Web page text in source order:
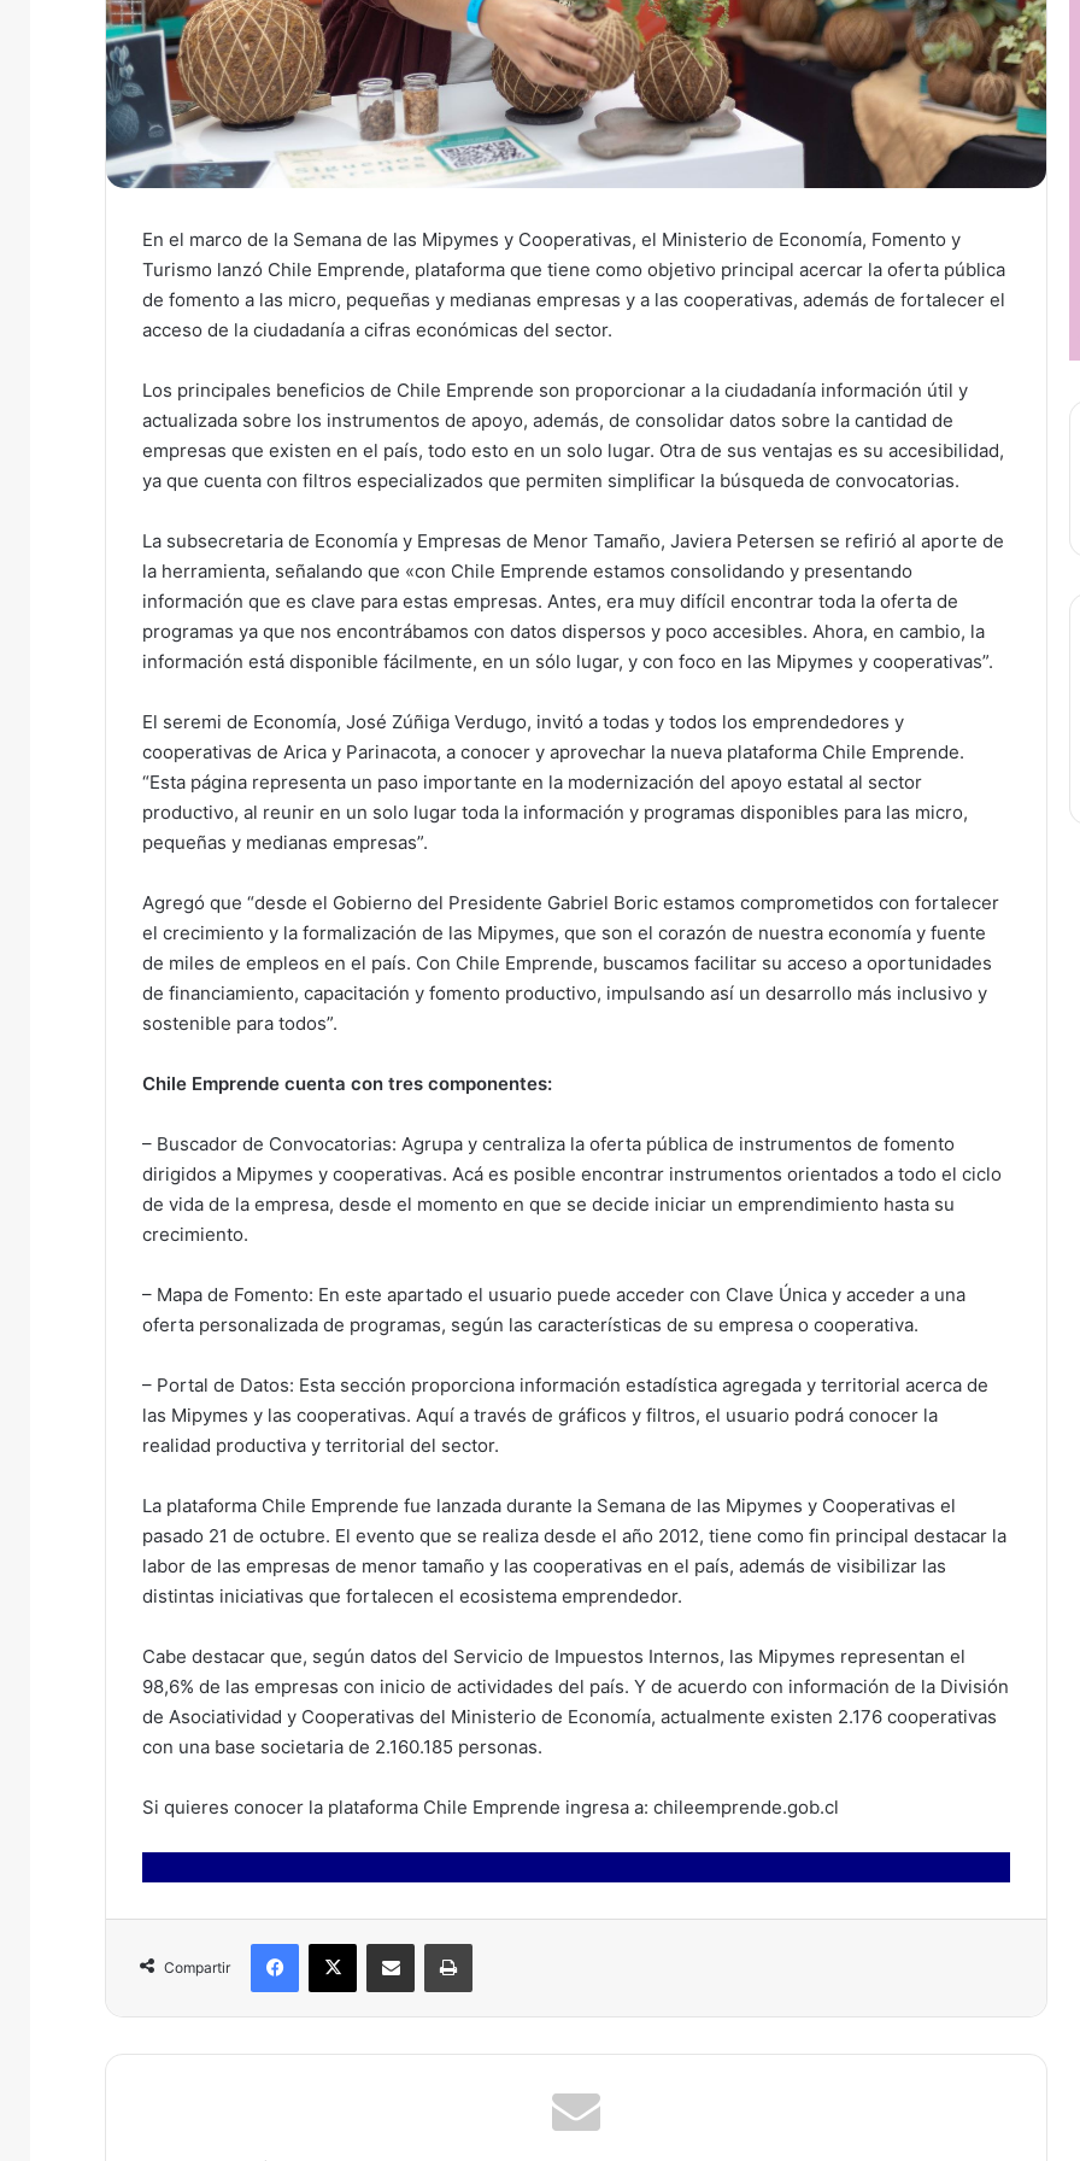
En el marco de la Semana de las Mipymes y Cooperativas, el Ministerio de Economía, Fomento y
Turismo lanzó Chile Emprende, plataforma que tiene como objetivo principal acercar la oferta pública
de fomento a las micro, pequeñas y medianas empresas y a las cooperativas, además de fortalecer el
acceso de la ciudadanía a cifras económicas del sector.
Los principales beneficios de Chile Emprende son proporcionar a la ciudadanía información útil y
actualizada sobre los instrumentos de apoyo, además, de consolidar datos sobre la cantidad de
empresas que existen en el país, todo esto en un solo lugar. Otra de sus ventajas es su accesibilidad,
ya que cuenta con filtros especializados que permiten simplificar la búsqueda de convocatorias.
La subsecretaria de Economía y Empresas de Menor Tamaño, Javiera Petersen se refirió al aporte de
la herramienta, señalando que «con Chile Emprende estamos consolidando y presentando
información que es clave para estas empresas. Antes, era muy difícil encontrar toda la oferta de
programas ya que nos encontrábamos con datos dispersos y poco accesibles. Ahora, en cambio, la
información está disponible fácilmente, en un sólo lugar, y con foco en las Mipymes y cooperativas”.
El seremi de Economía, José Zúñiga Verdugo, invitó a todas y todos los emprendedores y
cooperativas de Arica y Parinacota, a conocer y aprovechar la nueva plataforma Chile Emprende.
“Esta página representa un paso importante en la modernización del apoyo estatal al sector
productivo, al reunir en un solo lugar toda la información y programas disponibles para las micro,
pequeñas y medianas empresas”.
Agregó que “desde el Gobierno del Presidente Gabriel Boric estamos comprometidos con fortalecer
el crecimiento y la formalización de las Mipymes, que son el corazón de nuestra economía y fuente
de miles de empleos en el país. Con Chile Emprende, buscamos facilitar su acceso a oportunidades
de financiamiento, capacitación y fomento productivo, impulsando así un desarrollo más inclusivo y
sostenible para todos”.
Chile Emprende cuenta con tres componentes:
– Buscador de Convocatorias: Agrupa y centraliza la oferta pública de instrumentos de fomento
dirigidos a Mipymes y cooperativas. Acá es posible encontrar instrumentos orientados a todo el ciclo
de vida de la empresa, desde el momento en que se decide iniciar un emprendimiento hasta su
crecimiento.
– Mapa de Fomento: En este apartado el usuario puede acceder con Clave Única y acceder a una
oferta personalizada de programas, según las características de su empresa o cooperativa.
– Portal de Datos: Esta sección proporciona información estadística agregada y territorial acerca de
las Mipymes y las cooperativas. Aquí a través de gráficos y filtros, el usuario podrá conocer la
realidad productiva y territorial del sector.
La plataforma Chile Emprende fue lanzada durante la Semana de las Mipymes y Cooperativas el
pasado 21 de octubre. El evento que se realiza desde el año 2012, tiene como fin principal destacar la
labor de las empresas de menor tamaño y las cooperativas en el país, además de visibilizar las
distintas iniciativas que fortalecen el ecosistema emprendedor.
Cabe destacar que, según datos del Servicio de Impuestos Internos, las Mipymes representan el
98,6% de las empresas con inicio de actividades del país. Y de acuerdo con información de la División
de Asociatividad y Cooperativas del Ministerio de Economía, actualmente existen 2.176 cooperativas
con una base societaria de 2.160.185 personas.
Si quieres conocer la plataforma Chile Emprende ingresa a: chileemprende.gob.cl
Compartir